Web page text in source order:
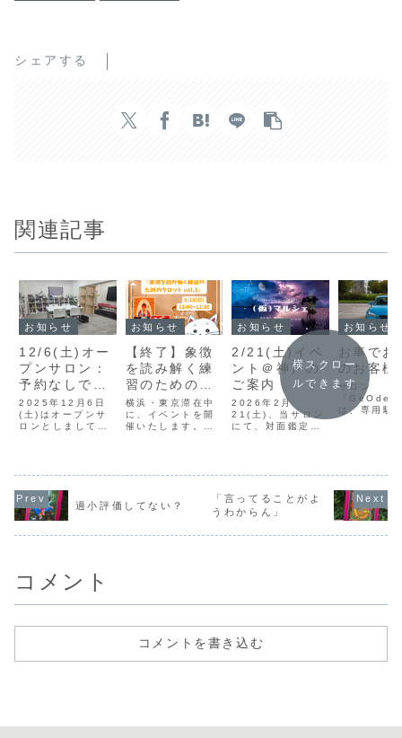
シェアする
関連記事
お知らせ
12/6(土)オー
プンサロン：
予約なしでご
来店いただけ
ます！
2025年12月6日
(土)はオープンサ
ロンとしまして、
グ(占い)の予約が
必須ですが、この
日はご予約なしで
お知らせ
【終了】象徴
を読み解く練
習のためのタ
ロット
vol.3【8/25(
日)】
横浜・東京滞在中
に、イベントを開
催いたします。
かれる象徴的な絵
お知らせ
2/21(土)イベ
ント＠神戸の
ご案内
2026年2月
21(土)、当サロン
にて、対面鑑定・
ベントは、5人の
出展者が、それぞ
れ異なる視点から
お知らせ
お車でお
のお客様
サロン
『GeOde
は、専用駐
りますが、
ペースが狭
ろが多く、
少なくあり
横スクロー
ルできます
過小評価してない？
「言ってることがよ
うわからん」
コメント
コメントを書き込む